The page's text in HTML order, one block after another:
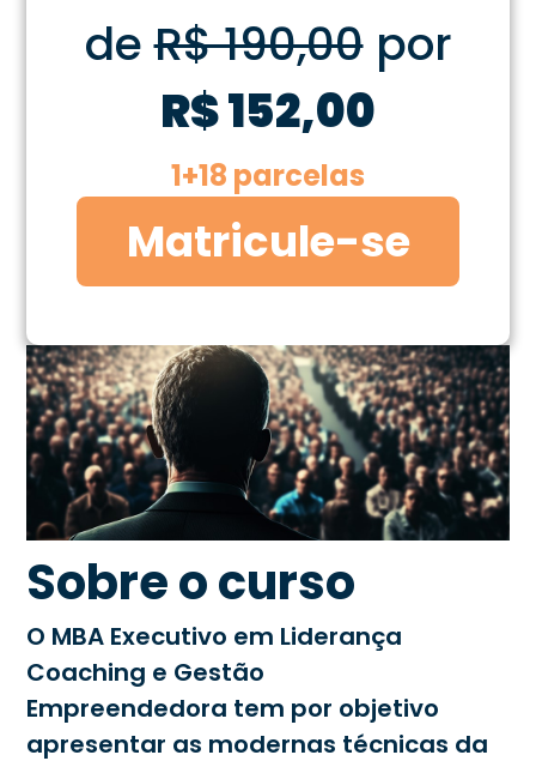
Sobre o curso
O MBA Executivo em Liderança
Coaching e Gestão
Empreendedora tem por objetivo
apresentar as modernas técnicas da
deR$ 190,00por
R$ 152,00
1+18 parcelas
Matricule-se